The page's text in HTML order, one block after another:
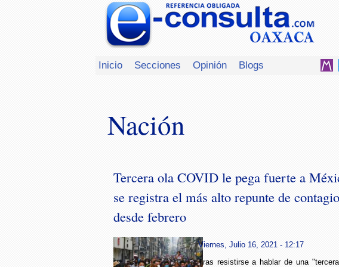
Inicio Secciones Opinión Blogs
Nación
Tercera ola COVID le pega fuerte a
se registra el más alto repunte de
desde febrero
Viernes, Julio 16, 2021 - 12:17
Tras resistirse a hablar de una